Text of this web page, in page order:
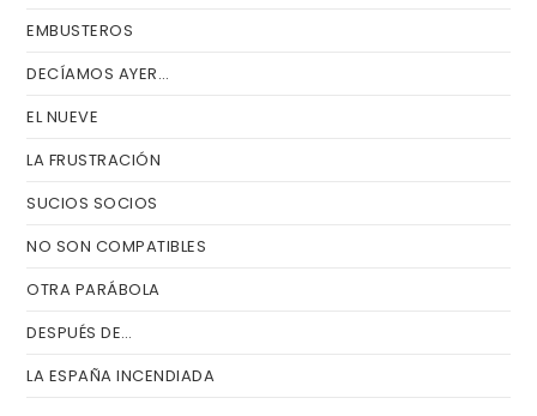
EMBUSTEROS
DECÍAMOS AYER…
EL NUEVE
LA FRUSTRACIÓN
SUCIOS SOCIOS
NO SON COMPATIBLES
OTRA PARÁBOLA
DESPUÉS DE…
LA ESPAÑA INCENDIADA